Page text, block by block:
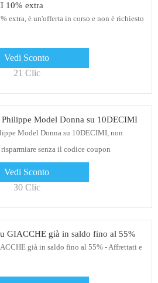
10% extra
extra, è un'offerta in corso e non è richiesto
Vedi Sconto
21 Clic
Model Donna su 10DECIMI
Model Donna su 10DECIMI, non
senza il codice coupon
Vedi Sconto
30 Clic
GIACCHE già in saldo fino al 55%
già in saldo fino al 55% - Affrettati e